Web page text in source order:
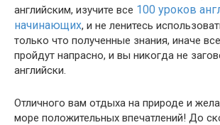
английским, изучите все 100 уроков
начинающих, и не ленитесь
только что полученные знания, иначе
пройдут напрасно, и вы никогда не
английски.
Отличного вам отдыха на природе и
море положительных впечатлений! До